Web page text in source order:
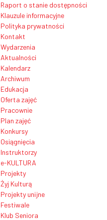
Raport o stanie dostępności
Klauzule informacyjne
Polityka prywatności
Kontakt
Wydarzenia
Aktualności
Kalendarz
Archiwum
Edukacja
Oferta zajęć
Pracownie
Plan zajęć
Konkursy
Osiągnięcia
Instruktorzy
e-KULTURA
Projekty
Żyj Kulturą
Projekty unijne
Festiwale
Klub Seniora